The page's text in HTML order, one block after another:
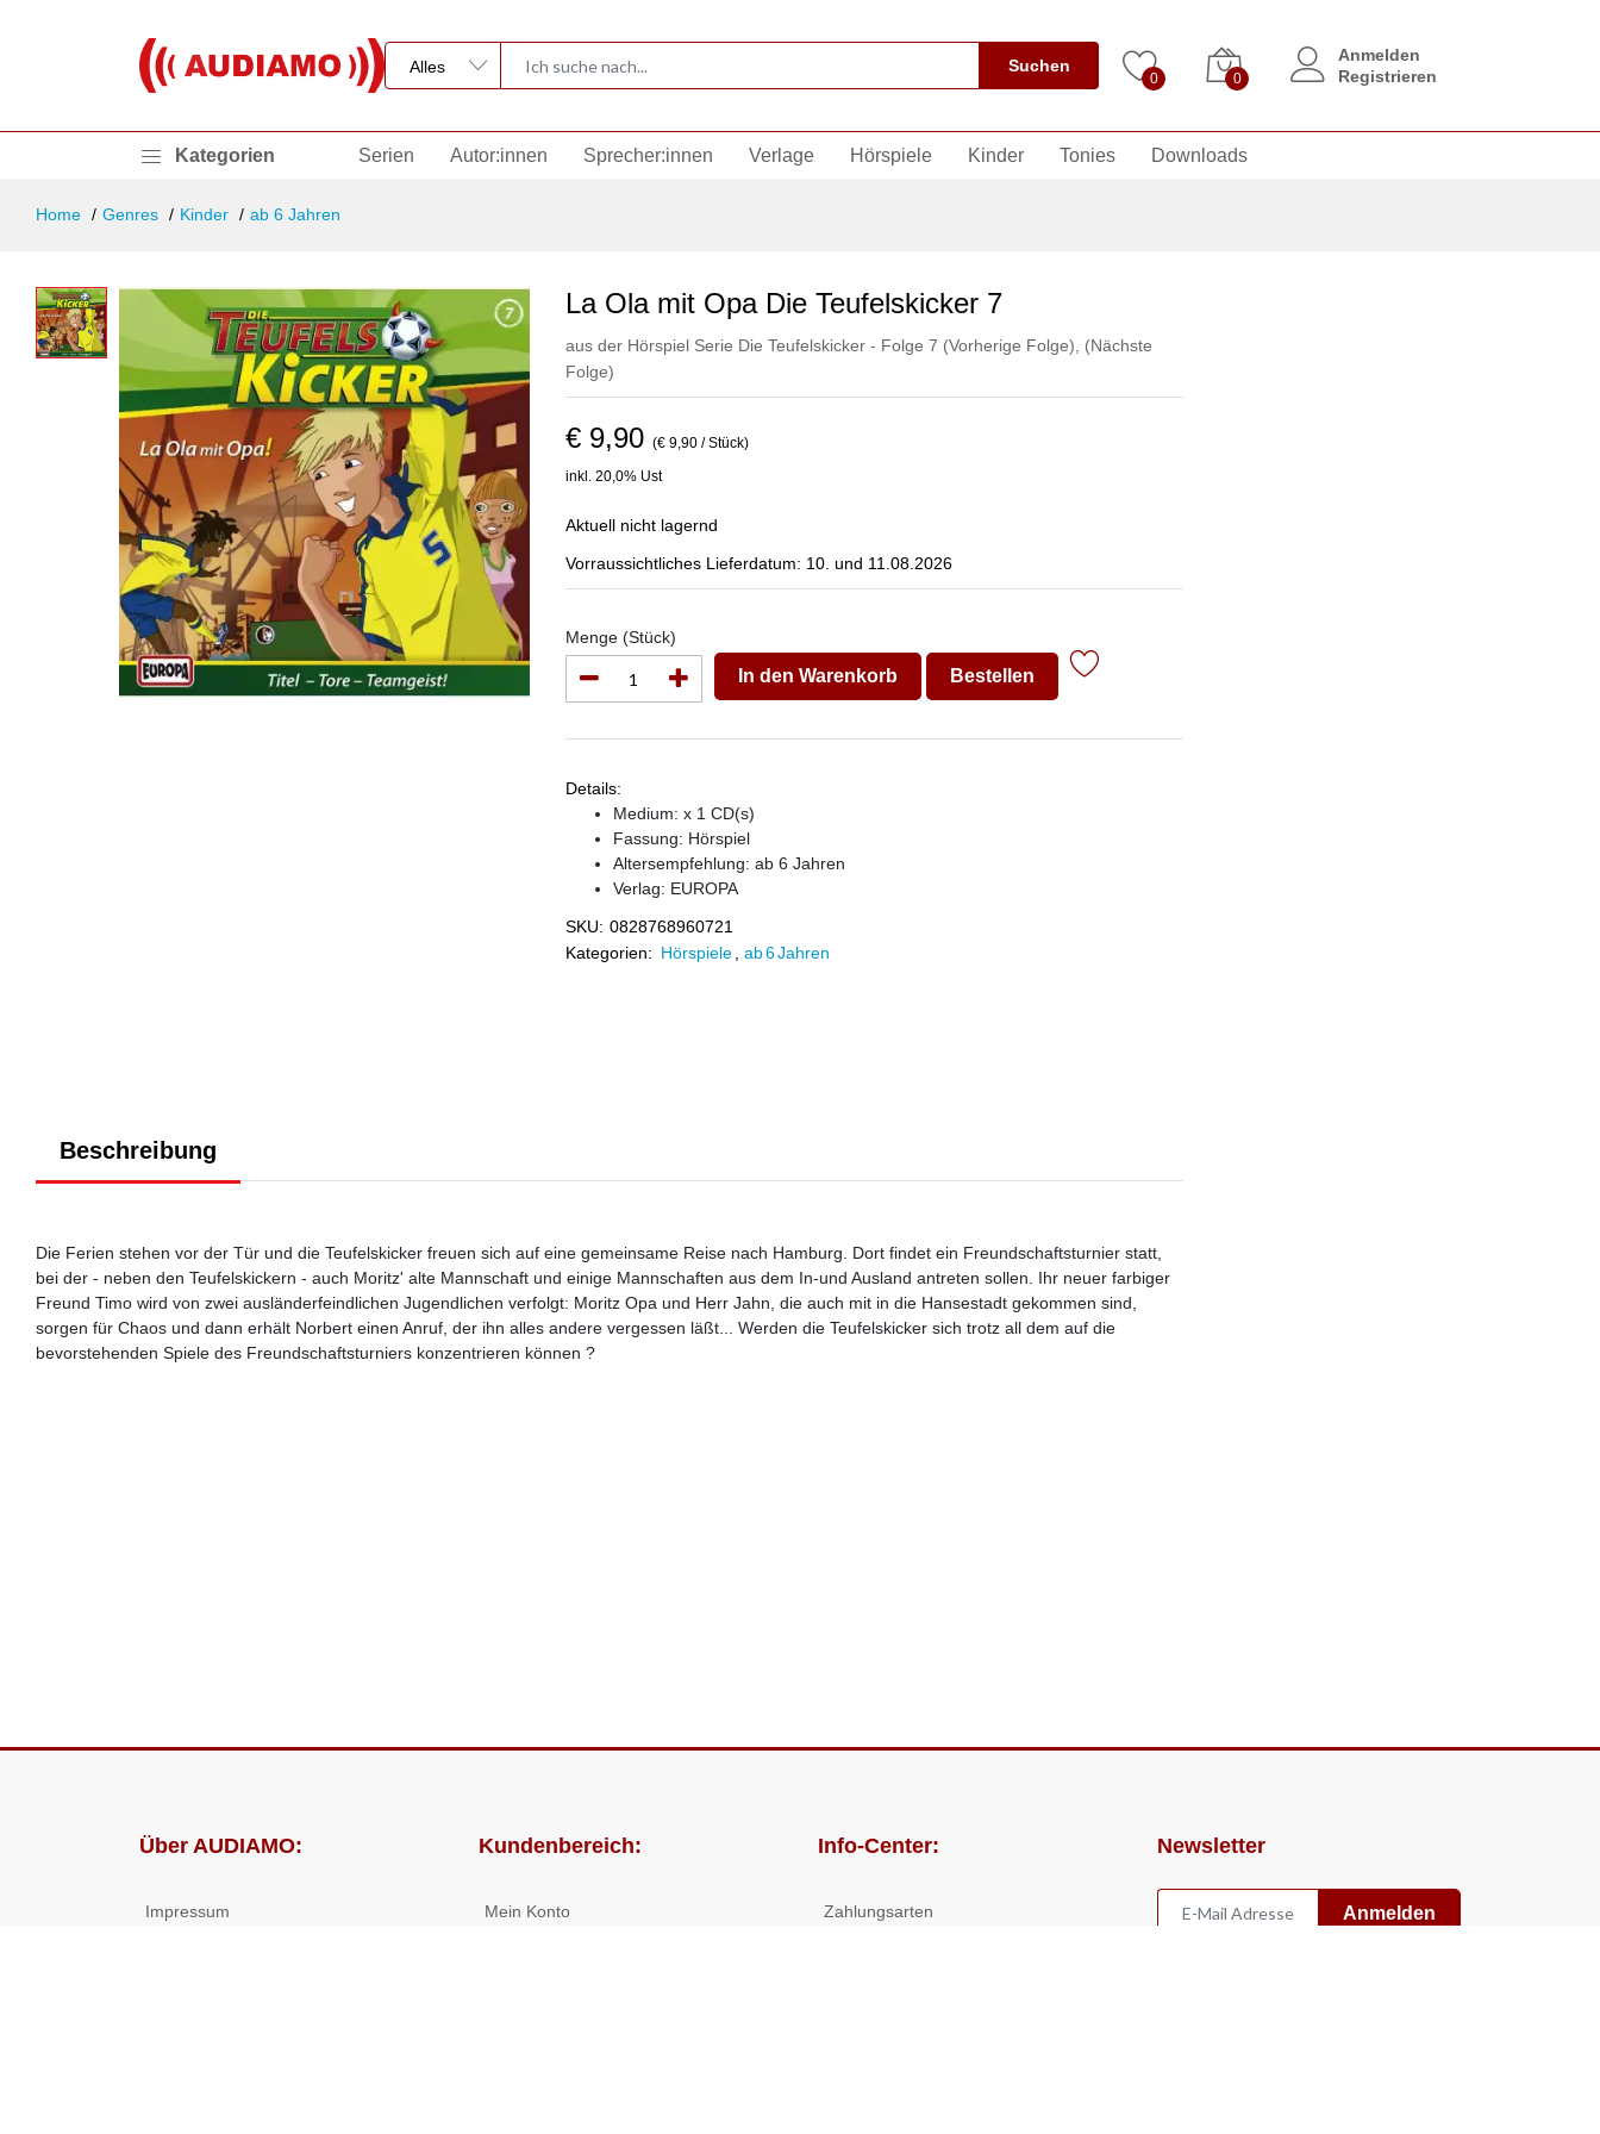
Suchen
0 0
Anmelden
Registrieren
Kategorien Serien Autor:innen Sprecher:innen Verlage Hörspiele Kinder Tonies Downloads
Home Genres Kinder ab 6 Jahren
La Ola mit Opa Die Teufelskicker 7
aus der Hörspiel Serie Die Teufelskicker - Folge 7 (Vorherige Folge)
(Nächste
Folge)
€ 9,90 (€ 9,90 / Stück)
inkl. 20,0% Ust
Aktuell nicht lagernd
Vorraussichtliches Lieferdatum: 10. und 11.08.2026
Menge (Stück)
In den Warenkorb Bestellen
Details:
Medium: x 1 CD(s)
Fassung: Hörspiel
Altersempfehlung: ab 6 Jahren
Verlag: EUROPA
SKU: 0828768960721
Kategorien: Hörspiele ab 6 Jahren
Beschreibung
Die Ferien stehen vor der Tür und die Teufelskicker freuen sich auf eine gemeinsame Reise nach Hamburg. Dort findet ein Freundschaftsturnier statt,
bei der - neben den Teufelskickern - auch Moritz' alte Mannschaft und einige Mannschaften aus dem In-und Ausland antreten sollen. Ihr neuer farbiger
Freund Timo wird von zwei ausländerfeindlichen Jugendlichen verfolgt: Moritz Opa und Herr Jahn, die auch mit in die Hansestadt gekommen sind,
sorgen für Chaos und dann erhält Norbert einen Anruf, der ihn alles andere vergessen läßt... Werden die Teufelskicker sich trotz all dem auf die
bevorstehenden Spiele des Freundschaftsturniers konzentrieren können ?
Über AUDIAMO:
Impressum
Kundenbereich:
Mein Konto
Info-Center:
Zahlungsarten
Newsletter
Anmelden